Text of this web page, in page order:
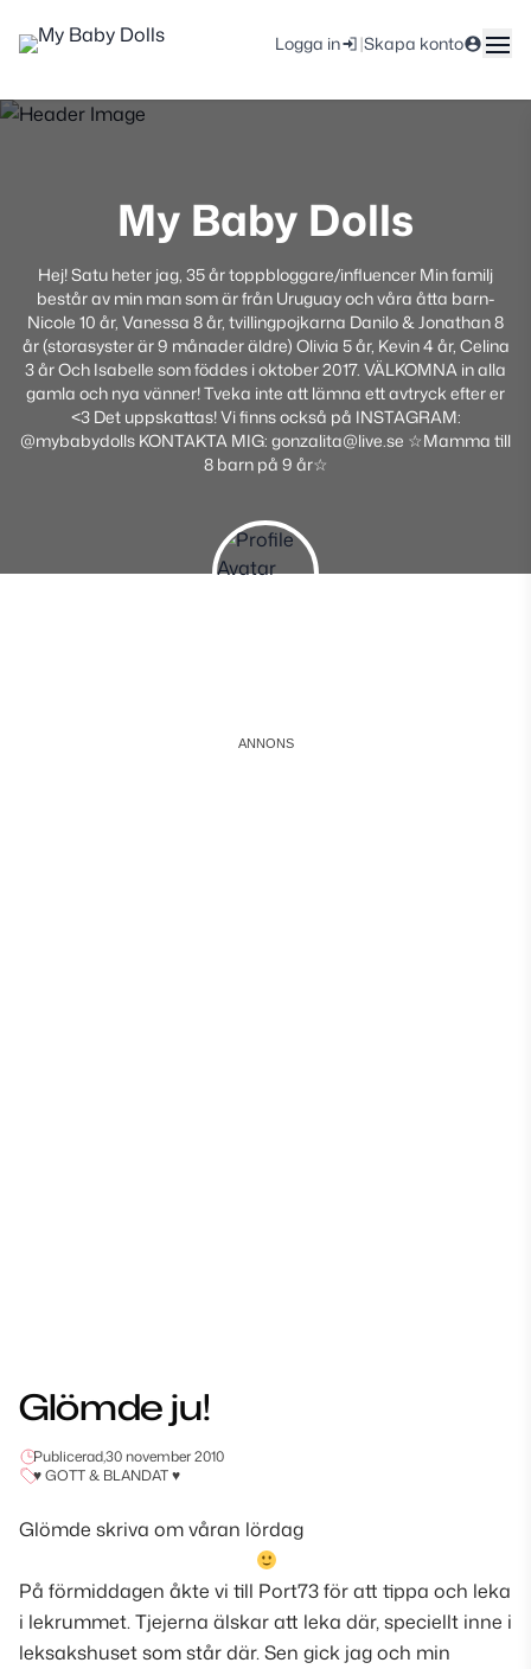
Logga in |Skapa konto
My Baby Dolls
Hej! Satu heter jag, 35 år toppbloggare/influencer Min familj
består av min man som är från Uruguay och våra åtta barn-
Nicole 10 år, Vanessa 8 år, tvillingpojkarna Danilo & Jonathan 8
år (storasyster är 9 månader äldre) Olivia 5 år, Kevin 4 år, Celina
3 år Och Isabelle som föddes i oktober 2017. VÄLKOMNA in alla
gamla och nya vänner! Tveka inte att lämna ett avtryck efter er
<3 Det uppskattas! Vi finns också på INSTAGRAM:
@mybabydolls KONTAKTA MIG: gonzalita@live.se ☆Mamma till
8 barn på 9 år☆
Glömde ju!
Publicerad,30 november 2010
♥ GOTT & BLANDAT ♥
Glömde skriva om våran lördag
På förmiddagen åkte vi till Port73 för att tippa och leka
i lekrummet. Tjejerna älskar att leka där, speciellt inne i
leksakshuset som står där. Sen gick jag och min